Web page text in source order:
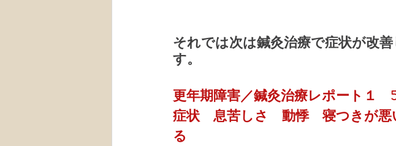
それでは次は鍼灸治療で症状が改
す。
更年期障害／鍼灸治療レポート１
症状　息苦しさ　動悸　寝つきが
る